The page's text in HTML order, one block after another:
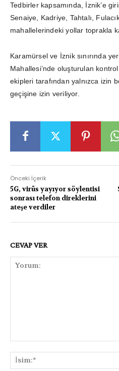
Tedbirler kapsamında, İznik’e
Senaiye, Kadriye, Tahtalı,
mahallelerindeki yollar toprakla
Karamürsel ve İznik sınırında
Mahallesi’nde oluşturulan
ekipleri tarafından yalnızca izin
geçişine izin veriliyor.
Önceki İçerik
5G, virüs yayıyor söylentisi
sonrası telefon direklerini
ateşe verdiler
CEVAP VER